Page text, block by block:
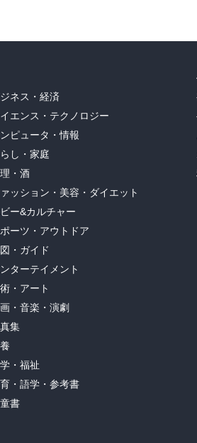
ネス・経済
エンス・テクノロジー
ピュータ・情報
し・家庭
・酒
ッション・美容・ダイエット
ー&カルチャー
ーツ・アウトドア
・ガイド
ターテイメント
・アート
・音楽・演劇
集
・福祉
・語学・参考書
書